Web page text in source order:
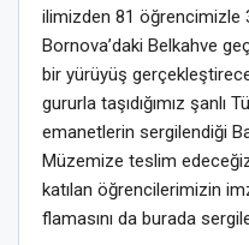
ilimizden 81 öğrencimizle
Bornova’daki Belkahve
bir yürüyüş
gururla taşıdığımız şanlı
emanetlerin sergilendiği
Müzemize teslim
katılan öğrencilerimizin
flamasını da burada